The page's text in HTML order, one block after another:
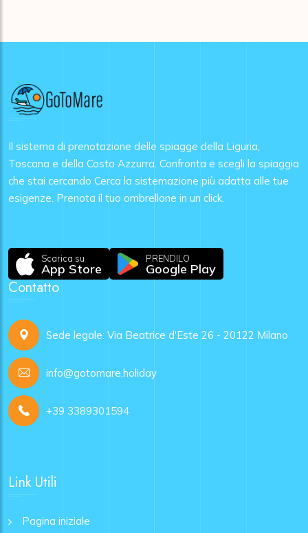
Il sistema di prenotazione delle spiagge della Liguria,
Toscana e della Costa Azzurra. Confronta e scegli la spiaggia
che stai cercando Cerca la sistemazione più adatta alle tue
esigenze. Prenota il tuo ombrellone in un click.
Scarica su
App Store
PRENDILO
Google Play
Contatto
Sede legale: Via Beatrice d'Este 26 - 20122 Milano
info@gotomare.holiday
+39 3389301594
Link Utili
Pagina iniziale